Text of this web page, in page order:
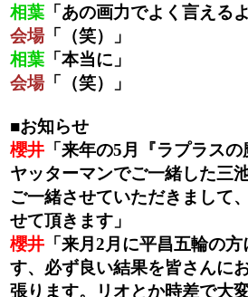
相葉 「あの画力でよく言える
会場「（笑）」
相葉 「本当に」
会場「（笑）」
■お知らせ
櫻井 「来年の5月『ラプラス
ヤッターマンでご一緒した三
ご一緒させていただきまして
せて頂きます」
櫻井 「来月2月に平昌五輪の
す、必ず良い結果を皆さんに
張ります。リオとか時差で大